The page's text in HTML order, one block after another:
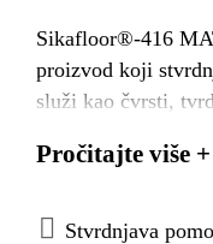
Sikafloor®-416
proizvod koji
služi kao čvrsti,
Pročitajte više +
Stvrdnjava